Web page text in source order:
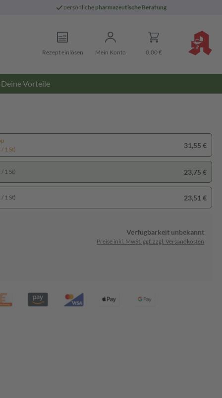
persönliche pharmazeutische Beratung
Rezept einlösen Mein Konto 0,00 €
Deine Vorteile
1 St)
31,55 €
1 St) 23,75 €
1 St) 23,51 €
Verfügbarkeit unbekannt
Preise inkl. MwSt. ggf. zzgl. Versandkosten